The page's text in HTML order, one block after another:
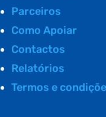
Parceiros
Como Apoiar
Contactos
Relatórios
Termos e